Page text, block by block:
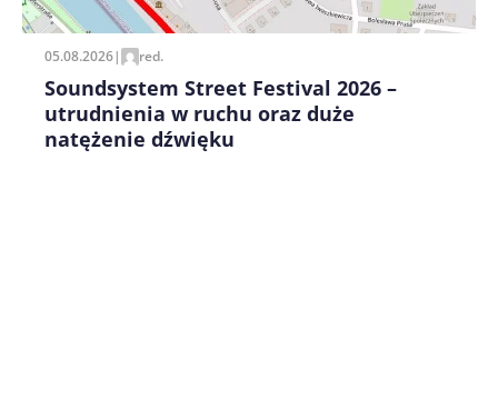
05.08.2026| red.
Soundsystem Street Festival 2026 –
utrudnienia w ruchu oraz duże
natężenie dźwięku